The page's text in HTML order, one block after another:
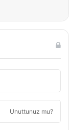
Unuttunuz mu?